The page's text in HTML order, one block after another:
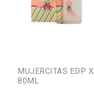
MUJERCITAS EDP X
80ML